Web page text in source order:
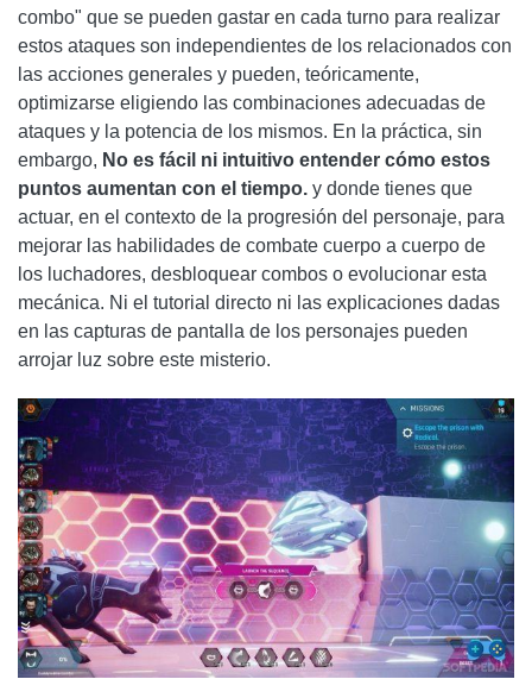
combo" que se pueden gastar en cada turno para realizar
estos ataques son independientes de los relacionados con
las acciones generales y pueden, teóricamente,
optimizarse eligiendo las combinaciones adecuadas de
ataques y la potencia de los mismos. En la práctica, sin
embargo, No es fácil ni intuitivo entender cómo estos
puntos aumentan con el tiempo. y donde tienes que
actuar, en el contexto de la progresión del personaje, para
mejorar las habilidades de combate cuerpo a cuerpo de
los luchadores, desbloquear combos o evolucionar esta
mecánica. Ni el tutorial directo ni las explicaciones dadas
en las capturas de pantalla de los personajes pueden
arrojar luz sobre este misterio.